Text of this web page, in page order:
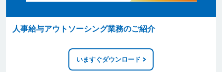
人事給与アウトソーシング業務のご紹介
いますぐダウンロード